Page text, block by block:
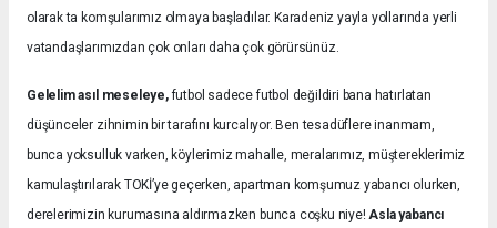
olarak ta komşularımız olmaya başladılar. Karadeniz yayla yollarında yerli
vatandaşlarımızdan çok onları daha çok görürsünüz.
Gelelim asıl meseleye,futbol sadece futbol değildiri bana hatırlatan
düşünceler zihnimin bir tarafını kurcalıyor. Ben tesadüflere inanmam,
bunca yoksulluk varken, köylerimiz mahalle, meralarımız, müştereklerimiz
kamulaştırılarak TOKİ’ye geçerken, apartman komşumuz yabancı olurken,
derelerimizin kurumasına aldırmazken bunca coşku niye!Asla yabancı